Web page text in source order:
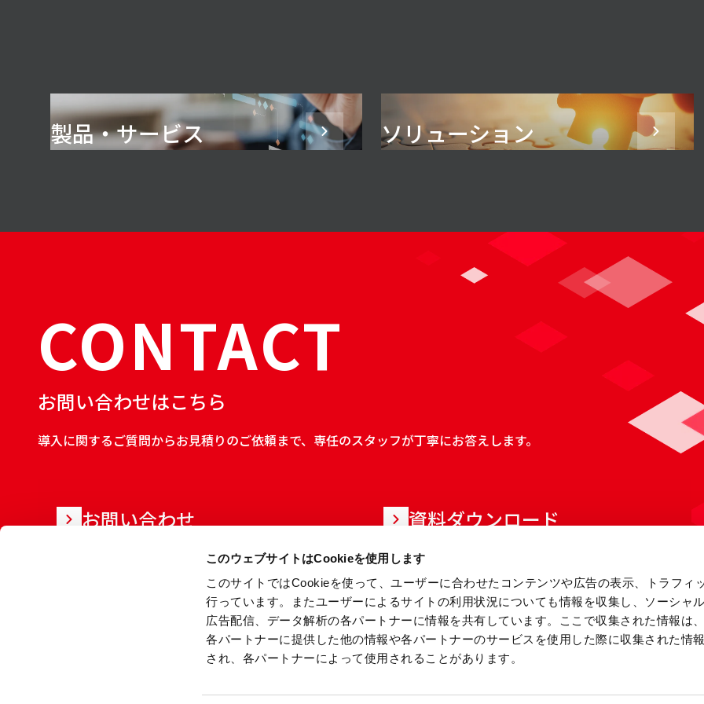
このウェブサイトはCookieを使用します
このサイトではCookieを使って、ユーザーに合わせたコンテンツや広告の表示、トラフィ
行っています。またユーザーによるサイトの利用状況についても情報を収集し、ソーシャ
広告配信、データ解析の各パートナーに情報を共有しています。ここで収集された情報は
各パートナーに提供した他の情報や各パートナーのサービスを使用した際に収集された情
され、各パートナーによって使用されることがあります。
製品・サービス ソリューション
CONTACT
お問い合わせはこちら
導入に関するご質問からお見積りのご依頼まで、専任のスタッフが丁寧にお答えします。
お問い合わせ 資料ダウンロード
当サイトについて 情報セキュリティ基本方針 プ